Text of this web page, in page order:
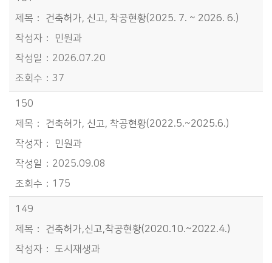
건축허가, 신고, 착공현황(2025. 7. ~ 2026. 6.)
민원과
2026.07.20
37
150
건축허가, 신고, 착공현황(2022.5.~2025.6.)
민원과
2025.09.08
175
149
건축허가,신고,착공현황(2020.10.~2022.4.)
도시재생과